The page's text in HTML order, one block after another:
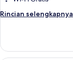
Rincian selengkapnya
Rincian
Kamar
Double